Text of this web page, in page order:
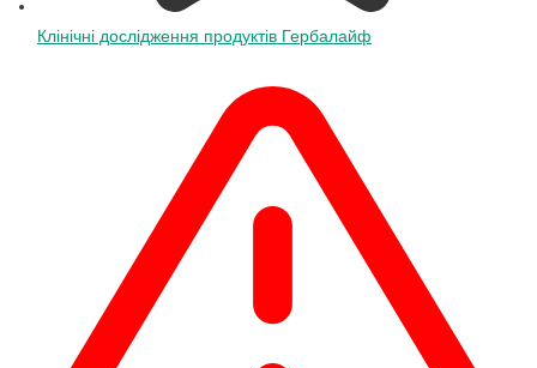
Клінічні дослідження продуктів Гербалайф